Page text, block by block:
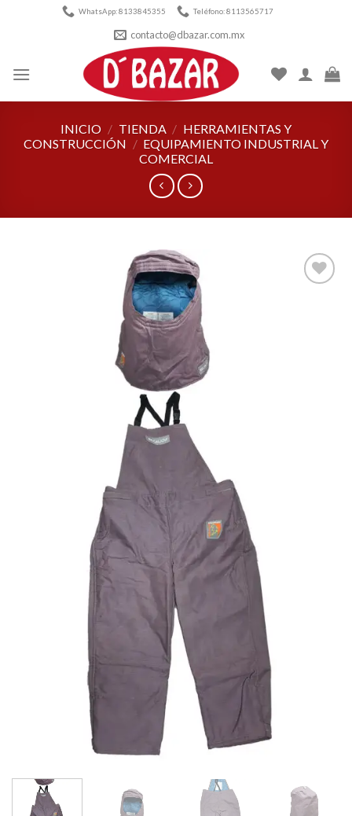
WhatsApp: 8133845355 Teléfono: 8113565717
contacto@dbazar.com.mx
INICIO / TIENDA / HERRAMIENTAS Y
CONSTRUCCIÓN / EQUIPAMIENTO INDUSTRIAL Y
COMERCIAL